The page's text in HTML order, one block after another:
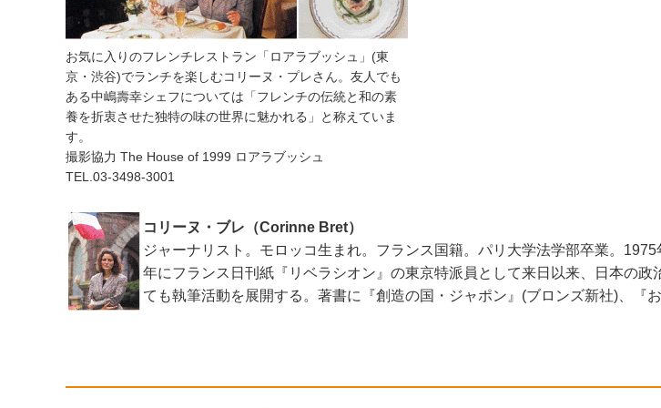
お気に入りのフレンチレストラン「ロアラブッシュ」(東
京・渋谷)でランチを楽しむコリーヌ・プレさん。友人でも
ある中嶋壽幸シェフについては「フレンチの伝統と和の素
養を折衷させた独特の味の世界に魅かれる」と称えていま
す。
撮影協力 The House of 1999 ロアラブッシュ
TEL.03-3498-3001
コリーヌ・ブレ（Corinne Bret）
ジャーナリスト。モロッコ生まれ。フランス国籍。パリ大学法学部卒業。
年にフランス日刊紙『リベラシオン』の東京特派員として来日以来、日本の
ても執筆活動を展開する。著書に『創造の国・ジャポン』(ブロンズ新社)、『